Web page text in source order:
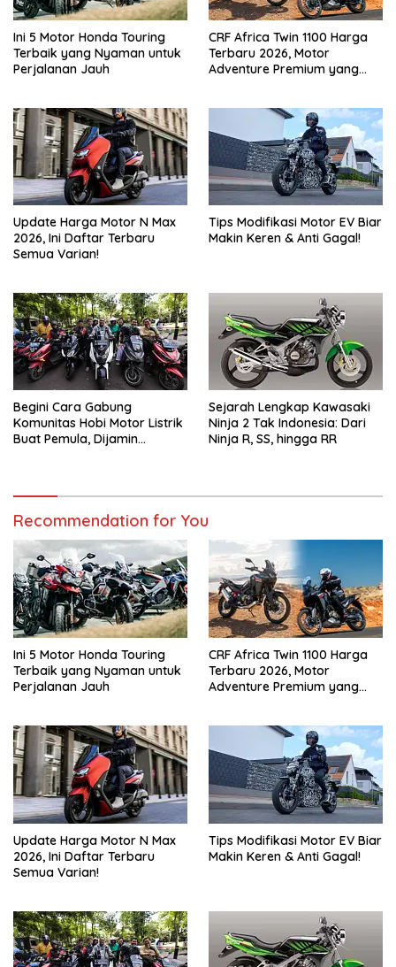
Ini 5 Motor Honda Touring
Terbaik yang Nyaman untuk
Perjalanan Jauh
CRF Africa Twin 1100 Harga
Terbaru 2026, Motor
Adventure Premium yang
Update Harga Motor N Max
2026, Ini Daftar Terbaru
Semua Varian!
Tips Modifikasi Motor EV Biar
Makin Keren & Anti Gagal!
Begini Cara Gabung
Komunitas Hobi Motor Listrik
Buat Pemula, Dijamin
Sejarah Lengkap Kawasaki
Ninja 2 Tak Indonesia: Dari
Ninja R, SS, hingga RR
Recommendation for You
Ini 5 Motor Honda Touring
Terbaik yang Nyaman untuk
Perjalanan Jauh
CRF Africa Twin 1100 Harga
Terbaru 2026, Motor
Adventure Premium yang
Update Harga Motor N Max
2026, Ini Daftar Terbaru
Semua Varian!
Tips Modifikasi Motor EV Biar
Makin Keren & Anti Gagal!